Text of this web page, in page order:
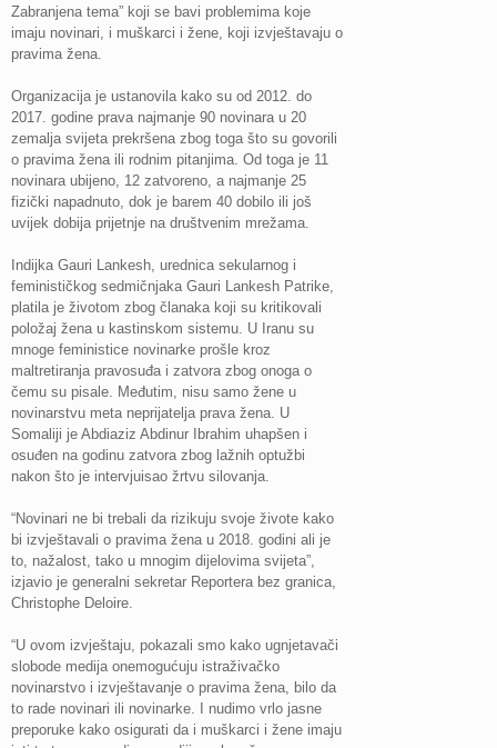
Zabranjena tema” koji se bavi problemima koje
imaju novinari, i muškarci i žene, koji izvještavaju o
pravima žena.
Organizacija je ustanovila kako su od 2012. do
2017. godine prava najmanje 90 novinara u 20
zemalja svijeta prekršena zbog toga što su govorili
o pravima žena ili rodnim pitanjima. Od toga je 11
novinara ubijeno, 12 zatvoreno, a najmanje 25
fizički napadnuto, dok je barem 40 dobilo ili još
uvijek dobija prijetnje na društvenim mrežama.
Indijka Gauri Lankesh, urednica sekularnog i
feminističkog sedmičnjaka Gauri Lankesh Patrike,
platila je životom zbog članaka koji su kritikovali
položaj žena u kastinskom sistemu. U Iranu su
mnoge feministice novinarke prošle kroz
maltretiranja pravosuđa i zatvora zbog onoga o
čemu su pisale. Međutim, nisu samo žene u
novinarstvu meta neprijatelja prava žena. U
Somaliji je Abdiaziz Abdinur Ibrahim uhapšen i
osuđen na godinu zatvora zbog lažnih optužbi
nakon što je intervjuisao žrtvu silovanja.
“Novinari ne bi trebali da rizikuju svoje živote kako
bi izvještavali o pravima žena u 2018. godini ali je
to, nažalost, tako u mnogim dijelovima svijeta”,
izjavio je generalni sekretar Reportera bez granica,
Christophe Deloire.
“U ovom izvještaju, pokazali smo kako ugnjetavači
slobode medija onemogućuju istraživačko
novinarstvo i izvještavanje o pravima žena, bilo da
to rade novinari ili novinarke. I nudimo vrlo jasne
preporuke kako osigurati da i muškarci i žene imaju